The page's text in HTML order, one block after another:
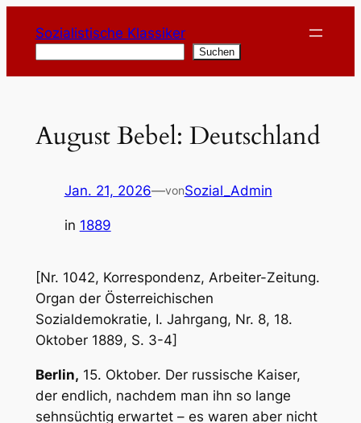
Inhalt
springen
Sozialistische Klassiker
Suchen
August Bebel: Deutschland
Jan. 21, 2026—vonSozial_Admin
in 1889
[Nr. 1042, Korrespondenz, Arbeiter-Zeitung.
Organ der Österreichischen
Sozialdemokratie, I. Jahrgang, Nr. 8, 18.
Oktober 1889, S. 3-4]
Berlin, 15. Oktober. Der russische Kaiser,
der endlich, nachdem man ihn so lange
sehnsüchtig erwartet – es waren aber nicht